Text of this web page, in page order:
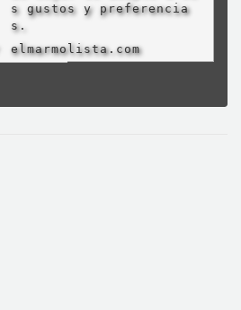
s gustos y preferencia
s.
elmarmolista.com